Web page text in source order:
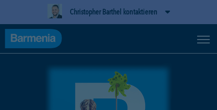
Christopher Barthel kontaktieren